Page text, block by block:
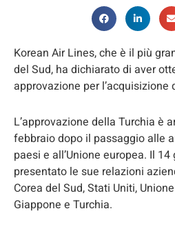
Korean Air Lines, che è il più
del Sud, ha dichiarato di aver
approvazione per l’acquisizione
L’approvazione della Turchia è
febbraio dopo il passaggio alle
paesi e all’Unione europea. Il
presentato le sue relazioni
Corea del Sud, Stati Uniti,
Giappone e Turchia.